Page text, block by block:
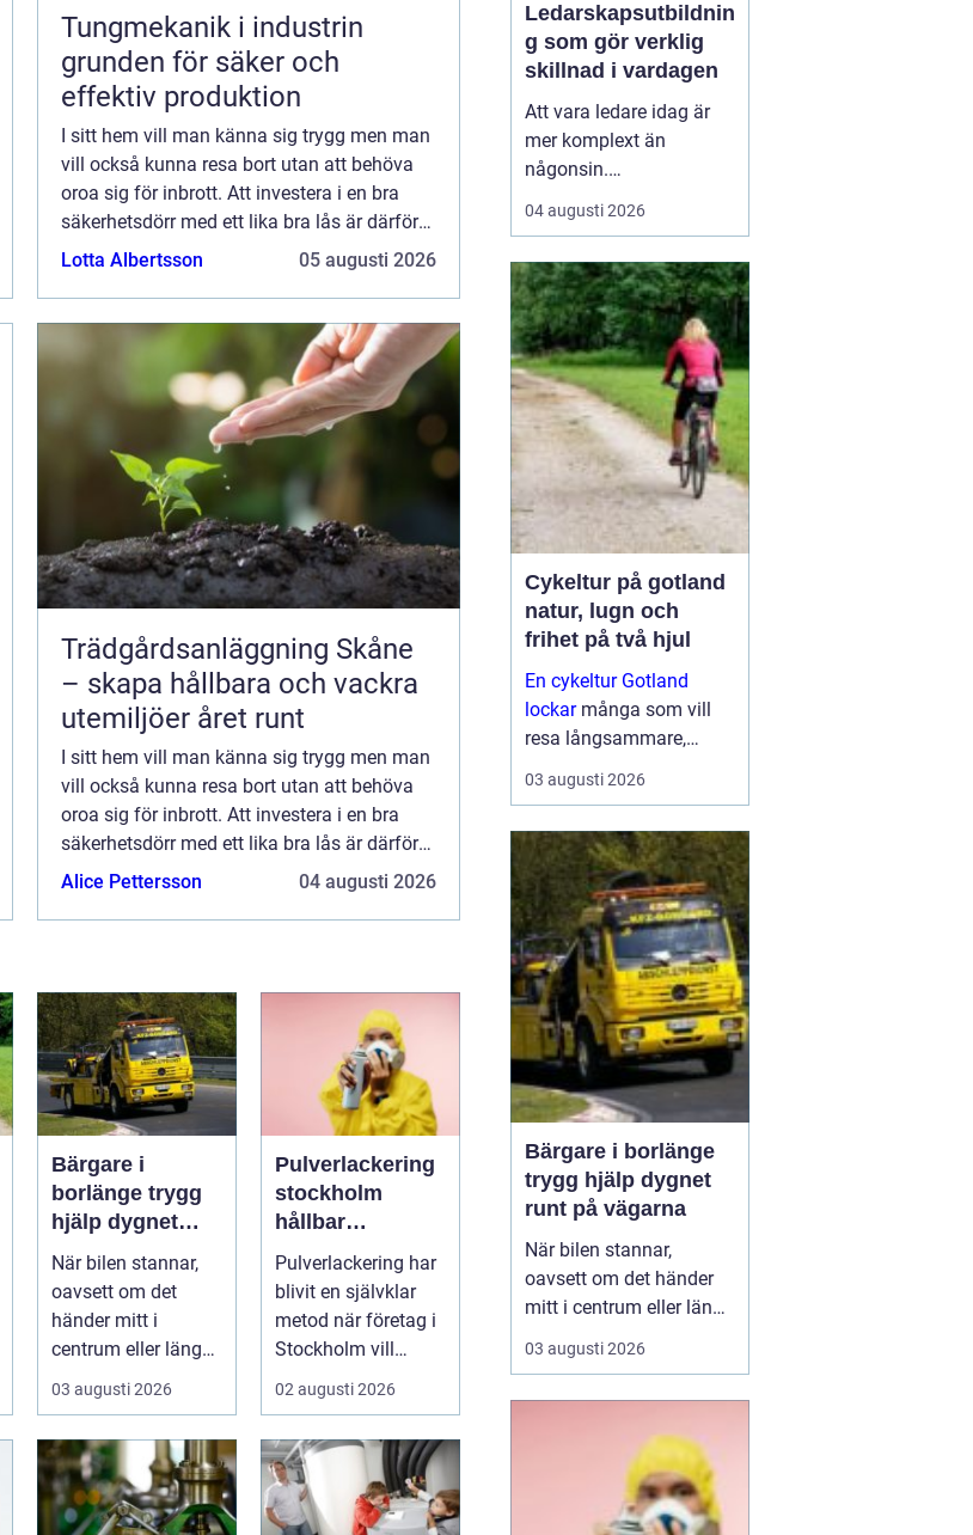
Tungmekanik i industrin
grunden för säker och
effektiv produktion
I sitt hem vill man känna sig trygg men man
vill också kunna resa bort utan att behöva
oroa sig för inbrott. Att investera i en bra
säkerhetsdörr med ett lika bra lås är därför
väl investerade ...
Lotta Albertsson 05 augusti 2026
Trädgårdsanläggning Skåne
– skapa hållbara och vackra
utemiljöer året runt
I sitt hem vill man känna sig trygg men man
vill också kunna resa bort utan att behöva
oroa sig för inbrott. Att investera i en bra
säkerhetsdörr med ett lika bra lås är därför
väl investerade ...
Alice Pettersson 04 augusti 2026
Bärgare i
borlänge trygg
hjälp dygnet
runt på vägarna
När bilen stannar,
oavsett om det
händer mitt i
centrum eller längs
en mörk landsväg,
handlar allt p...
03 augusti 2026
Pulverlackering
stockholm
hållbar
ytbehandling för
industri och
design
Pulverlackering har
blivit en självklar
metod när företag i
Stockholm vill
kombinera
slitstyrka, est...
02 augusti 2026
Ledarskapsutbildnin
g som gör verklig
skillnad i vardagen
Att vara ledare idag är
mer komplext än
någonsin.
Förväntningarna är
höga, tempot är snabbt
snarare norm än
undantag. Mitt i allt
detta behöver ledaren
kunna skapa tr...
04 augusti 2026
Cykeltur på gotland
natur, lugn och
frihet på två hjul
En cykeltur Gotland
lockarmånga som vill
resa långsammare,
komma närmare naturen
och känna havsbrisen
Ön är platt, har relativt
lite trafik och bjuder på
allt från...
03 augusti 2026
Bärgare i borlänge
trygg hjälp dygnet
runt på vägarna
När bilen stannar,
oavsett om det händer
mitt i centrum eller längs
en mörk landsväg,
handlar allt plötsligt om
med omnejd spelar
lokala bärgningsföretag
en avgörande roll för
03 augusti 2026